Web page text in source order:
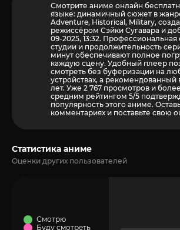
Смотрите аниме онлайн
языке: динамичный сюжет в
Adventure, Historical, Military,
режиссёром Сэйки Сугавара и
09-2025, 13:32. Профессиональная
студии и продолжительность
минут обеспечивают полное
каждую сцену. Удобный плеер
смотреть без буферизации на
устройствах, а рекомендованный
лет. Уже 2 767 просмотров и более
средним рейтингом 5/5
популярность этого аниме.
комментариях и поставьте свою
Статистика аниме
Оценки других пользователей
Смотрю
Буду смотреть